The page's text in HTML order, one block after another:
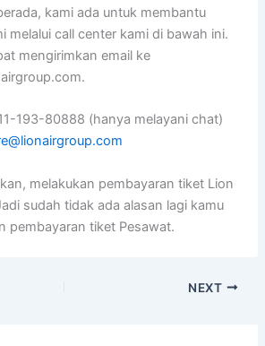
kami ada untuk membantu
melalui call center kami di bawah ini.
mengirimkan email ke
.
193-80888 (hanya melayani chat)
melakukan pembayaran tiket Lion
sudah tidak ada alasan lagi kamu
pembayaran tiket Pesawat.
NEXT